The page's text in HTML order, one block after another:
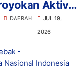
Aktivis
DAERAH
JUL 19,
2026
-
Nasional Indonesia